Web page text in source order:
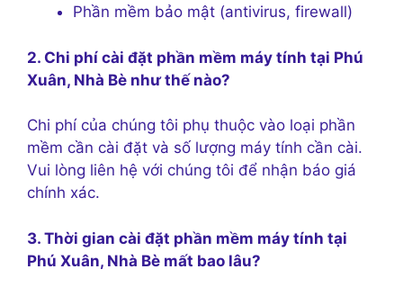
Phần mềm bảo mật (antivirus, firewall)
2. Chi phí cài đặt phần mềm máy tính tại Phú
Xuân, Nhà Bè như thế nào?
Chi phí của chúng tôi phụ thuộc vào loại phần
mềm cần cài đặt và số lượng máy tính cần cài.
Vui lòng liên hệ với chúng tôi để nhận báo giá
chính xác.
3. Thời gian cài đặt phần mềm máy tính tại
Phú Xuân, Nhà Bè mất bao lâu?